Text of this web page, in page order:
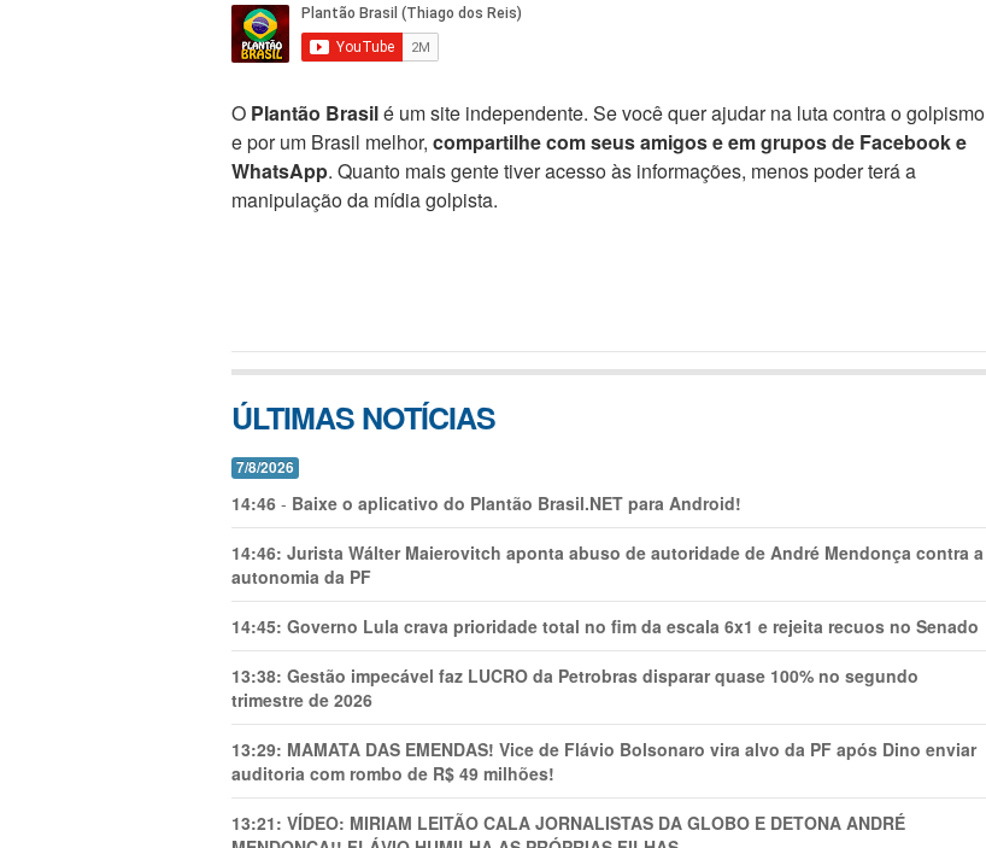
O Plantão Brasilé um site independente. Se você quer ajudar na luta contra o golpismo
e por um Brasil melhor, compartilhe com seus amigos e em grupos de Facebook e
WhatsApp. Quanto mais gente tiver acesso às informações, menos poder terá a
manipulação da mídia golpista.
ÚLTIMAS NOTÍCIAS
7/8/2026
14:46 - Baixe o aplicativo do Plantão Brasil.NET para Android!
14:46: Jurista Wálter Maierovitch aponta abuso de autoridade de André Mendonça contra a
autonomia da PF
14:45: Governo Lula crava prioridade total no fim da escala 6x1 e rejeita recuos no Senado
13:38: Gestão impecável faz LUCRO da Petrobras disparar quase 100% no segundo
trimestre de 2026
13:29: MAMATA DAS EMENDAS! Vice de Flávio Bolsonaro vira alvo da PF após Dino enviar
auditoria com rombo de R$ 49 milhões!
13:21: VÍDEO: MIRIAM LEITÃO CALA JORNALISTAS DA GLOBO E DETONA ANDRÉ